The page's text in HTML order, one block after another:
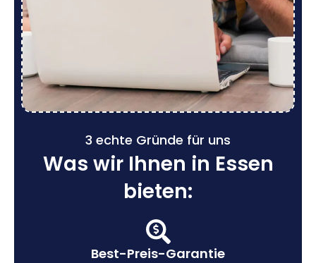
3 echte Gründe für uns
Was wir Ihnen in Essen
bieten:
Best-Preis-Garantie